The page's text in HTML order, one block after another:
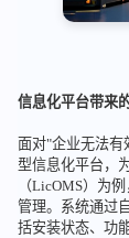
信息化平台带来
面对"企业无法有
型信息化平台，
（LicOMS）为
管理。系统通过
括安装状态、功